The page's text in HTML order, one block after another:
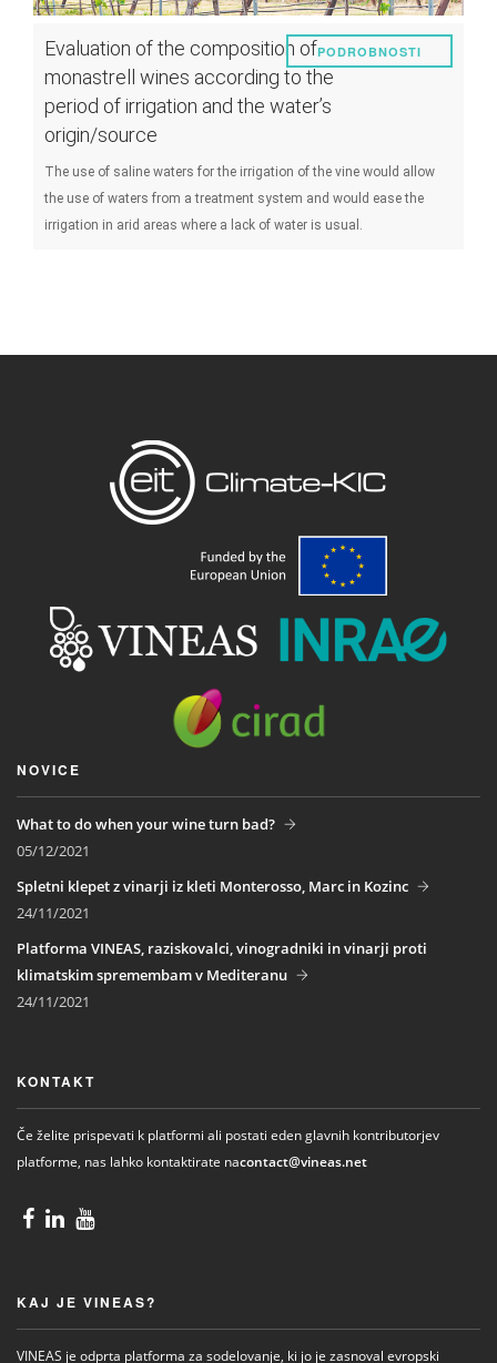
Evaluation of the composition of
monastrell wines according to the
period of irrigation and the water’s
origin/source
The use of saline waters for the irrigation of the vine would allow
the use of waters from a treatment system and would ease the
irrigation in arid areas where a lack of water is usual.
PODROBNOSTI
NOVICE
What to do when your wine turn bad?
05/12/2021
Spletni klepet z vinarji iz kleti Monterosso, Marc in Kozinc
24/11/2021
Platforma VINEAS, raziskovalci, vinogradniki in vinarji proti
klimatskim spremembam v Mediteranu
24/11/2021
KONTAKT
Če želite prispevati k platformi ali postati eden glavnih kontributorjev
platforme, nas lahko kontaktirate nacontact@vineas.net
KAJ JE VINEAS?
VINEAS je odprta platforma za sodelovanje, ki jo je zasnoval evropski